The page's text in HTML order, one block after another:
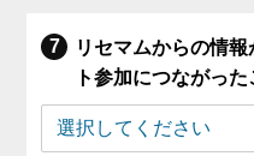
リセマムからの情
ト参加につながっ